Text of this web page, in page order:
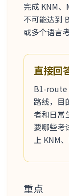
完成 KNM
不可能达到
或多个语言
直接回
B1-route
路线，目
者和日常
要哪些考
上 KNM
重点